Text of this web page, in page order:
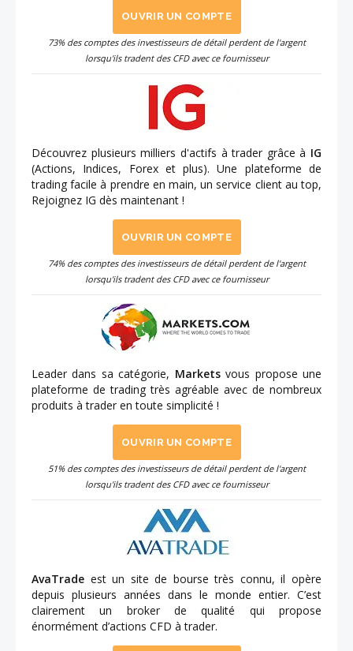
OUVRIR UN COMPTE
73% des comptes des investisseurs de détail perdent de l'argent
lorsqu'ils tradent des CFD avec ce fournisseur
Découvrez plusieurs milliers d'actifs à trader grâce à IG
(Actions, Indices, Forex et plus). Une plateforme de
trading facile à prendre en main, un service client au top,
Rejoignez IG dès maintenant !
OUVRIR UN COMPTE
74% des comptes des investisseurs de détail perdent de l'argent
lorsqu'ils tradent des CFD avec ce fournisseur
Leader dans sa catégorie, Marketsvous propose une
plateforme de trading très agréable avec de nombreux
produits à trader en toute simplicité !
OUVRIR UN COMPTE
51% des comptes des investisseurs de détail perdent de l'argent
lorsqu'ils tradent des CFD avec ce fournisseur
AvaTrade est un site de bourse très connu, il opère
depuis plusieurs années dans le monde entier. C’est
clairement un broker de qualité qui propose
énormément d’actions CFD à trader.